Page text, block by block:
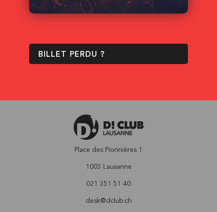
BILLET PERDU ?
Place des Pionnières 1
1003 Lausanne
021 351 51 40
desk@dclub.ch